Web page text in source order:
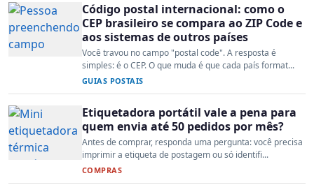
Código postal internacional: como o
CEP brasileiro se compara ao ZIP Code e
aos sistemas de outros países
Você travou no campo "postal code". A resposta é
simples: é o CEP. O que muda é que cada país format...
GUIAS POSTAIS
Etiquetadora portátil vale a pena para
quem envia até 50 pedidos por mês?
Antes de comprar, responda uma pergunta: você precisa
imprimir a etiqueta de postagem ou só identifi...
COMPRAS